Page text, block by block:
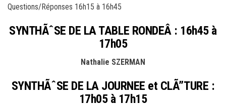
Questions/Réponses 16h15 à 16h45
SYNTHÃˆSE DE LA TABLE RONDEÂ : 16h45 à
17h05
Nathalie SZERMAN
SYNTHÃˆSE DE LA JOURNEE et CLÃ”TURE :
17h05 à 17h15